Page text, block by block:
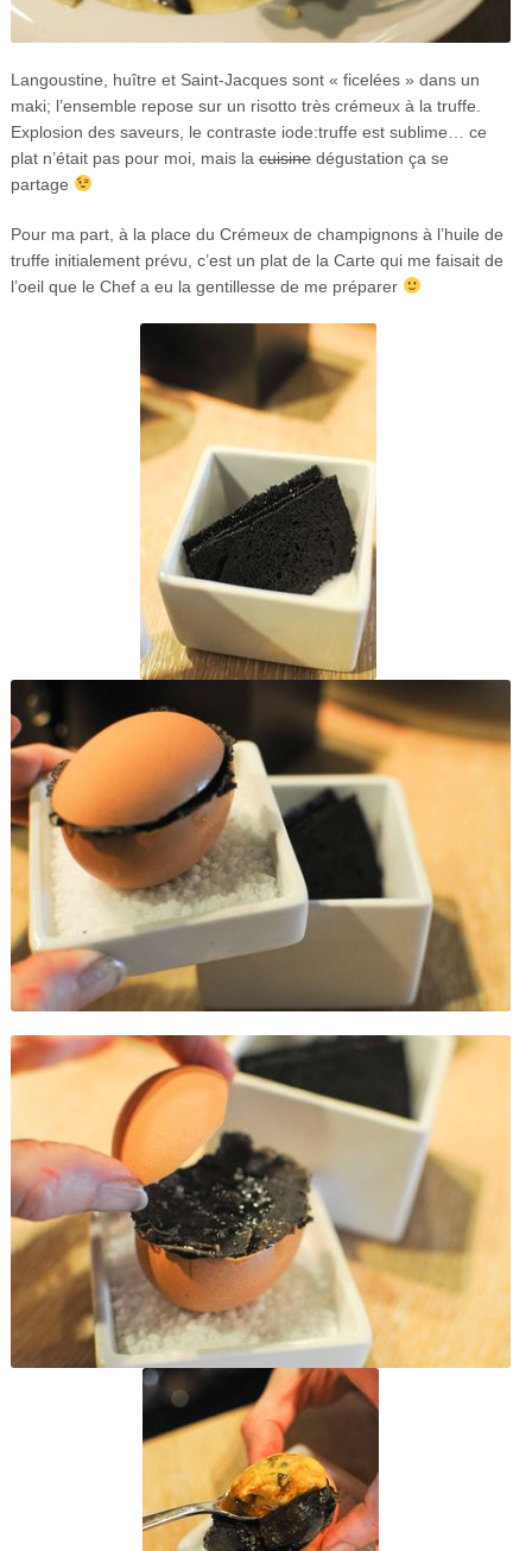
Langoustine, huître et Saint-Jacques sont « ficelées » dans un
maki; l’ensemble repose sur un risotto très crémeux à la truffe.
Explosion des saveurs, le contraste iode:truffe est sublime… ce
plat n’était pas pour moi, mais la cuisinedégustation ça se
partage
Pour ma part, à la place du Crémeux de champignons à l’huile de
truffe initialement prévu, c’est un plat de la Carte qui me faisait de
l’oeil que le Chef a eu la gentillesse de me préparer